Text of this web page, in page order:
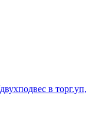
в торг.уп,